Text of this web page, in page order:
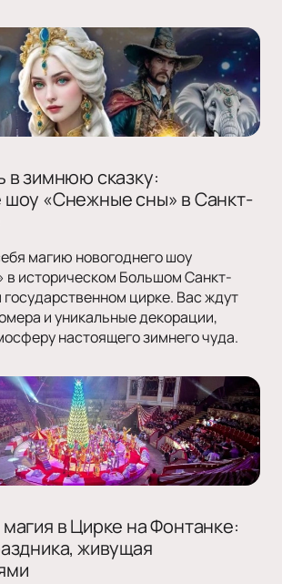
в зимнюю сказку:
«Снежные сны» в Санкт-
магию новогоднего шоу
историческом Большом Санкт-
цирке. Вас ждут
и уникальные декорации,
настоящего зимнего чуда.
в Цирке на Фонтанке:
живущая